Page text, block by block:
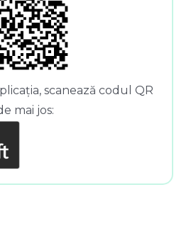
scanează codul QR
mai jos: